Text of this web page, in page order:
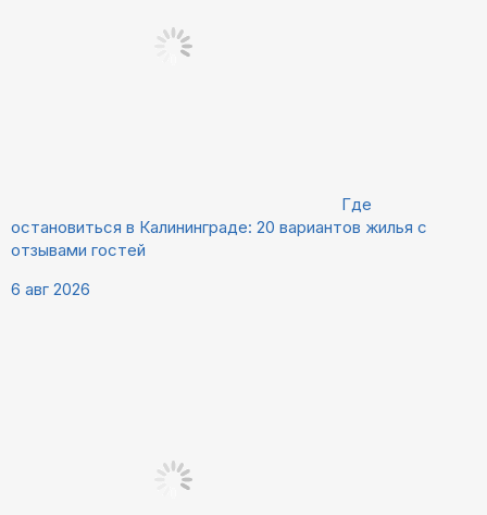
Где
остановиться в Калининграде: 20 вариантов жилья с
отзывами гостей
6 авг 2026